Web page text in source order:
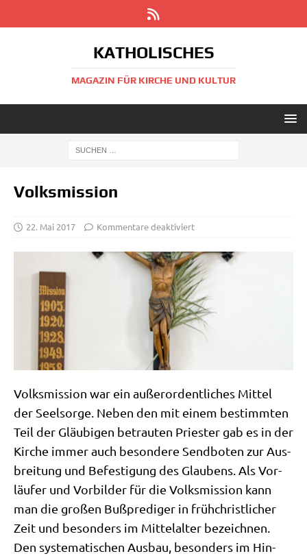
KATHOLISCHES
MAGAZIN FÜR KIRCHE UND KULTUR
Volksmission
22. Mai 2017 Kommentare deaktiviert
Volks­mis­si­on war ein außer­or­dent­li­ches Mit­tel
der Seel­sor­ge. Neben den mit einem bestimm­ten
Teil der Gläu­bi­gen betrau­ten Prie­ster gab es in der
Kir­che immer auch beson­de­re Send­bo­ten zur Aus­
brei­tung und Befe­sti­gung des Glau­bens. Als Vor­
läu­fer und Vor­bil­der für die Volks­mis­si­on kann
man die gro­ßen Buß­pre­di­ger in früh­christ­li­cher
Zeit und beson­ders im Mit­tel­al­ter bezeich­nen.
Den syste­ma­ti­schen Aus­bau, beson­ders im Hin­